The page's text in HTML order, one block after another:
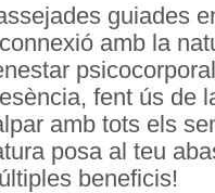
guiades
amb la
fent ús de
amb tots els
posa al teu
beneficis!